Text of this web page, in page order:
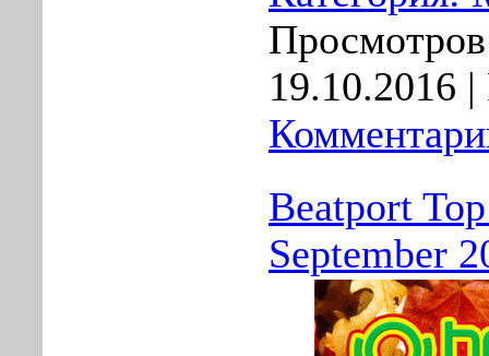
19.10.2016 |
Beatport
September